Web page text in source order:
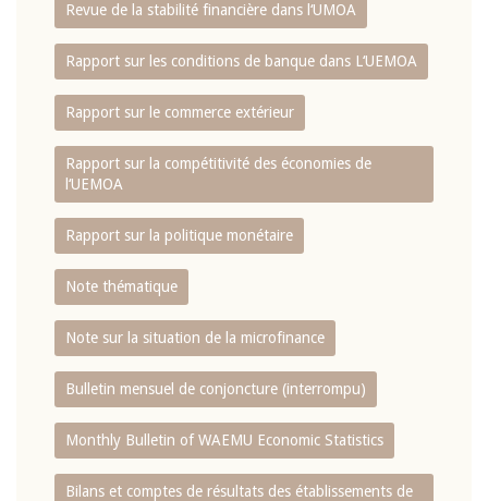
Revue de la stabilité financière dans l‘UMOA
Rapport sur les conditions de banque dans L‘UEMOA
Rapport sur le commerce extérieur
Rapport sur la compétitivité des économies de
l‘UEMOA
Rapport sur la politique monétaire
Note thématique
Note sur la situation de la microfinance
Bulletin mensuel de conjoncture (interrompu)
Monthly Bulletin of WAEMU Economic Statistics
Bilans et comptes de résultats des établissements de